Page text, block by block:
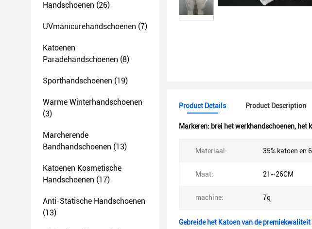
Handschoenen (26)
UVmanicurehandschoenen (7)
Katoenen
Paradehandschoenen (8)
Sporthandschoenen (19)
Warme Winterhandschoenen
(3)
Marcherende
Bandhandschoenen (13)
Katoenen Kosmetische
Handschoenen (17)
Anti-Statische Handschoenen
(13)
Product Details Product Description
Markeren: brei het werkhandschoenen, het
Materiaal: 35% katoen en
Maat: 21~26CM
machine: 7g
Gebreide het Katoen van de